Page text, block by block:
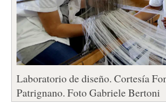
Laboratorio de diseño. Cortesía
Patrignano. Foto Gabriele Bertoni